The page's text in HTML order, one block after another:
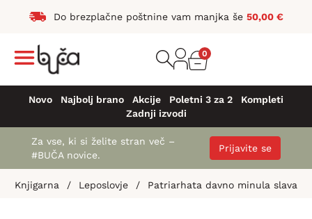
Do brezplačne poštnine vam manjka še 50,00 €
0
Novo Najbolj brano Akcije Poletni 3 za 2
Kompleti
Zadnji izvodi
Za vse, ki si želite stran več –
#BUČA novice.
Prijavite se
Knjigarna / Leposlovje / Patriarhata davno minula slava